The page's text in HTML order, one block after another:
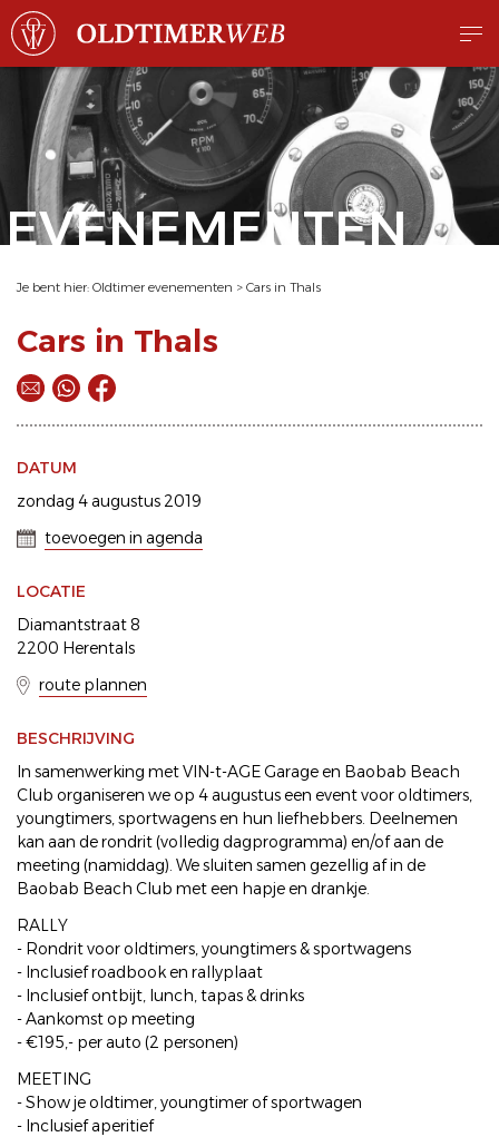
EVENEMENTEN
Je bent hier: Oldtimer evenementen > Cars in Thals
Cars in Thals
DATUM
zondag 4 augustus 2019
toevoegen in agenda
LOCATIE
Diamantstraat 8
2200 Herentals
route plannen
BESCHRIJVING
In samenwerking met VIN-t-AGE Garage en Baobab Beach
Club organiseren we op 4 augustus een event voor oldtimers,
youngtimers, sportwagens en hun liefhebbers. Deelnemen
kan aan de rondrit (volledig dagprogramma) en/of aan de
meeting (namiddag). We sluiten samen gezellig af in de
Baobab Beach Club met een hapje en drankje.
RALLY
- Rondrit voor oldtimers, youngtimers & sportwagens
- Inclusief roadbook en rallyplaat
- Inclusief ontbijt, lunch, tapas & drinks
- Aankomst op meeting
- €195,- per auto (2 personen)
MEETING
- Show je oldtimer, youngtimer of sportwagen
- Inclusief aperitief